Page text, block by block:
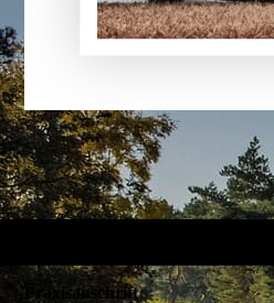
Praxisanschrift